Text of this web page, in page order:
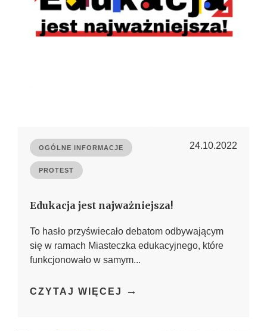
OGÓLNE INFORMACJE
PROTEST
24.10.2022
Edukacja jest najważniejsza!
To hasło przyświecało debatom odbywającym
się w ramach Miasteczka edukacyjnego, które
funkcjonowało w samym...
CZYTAJ WIĘCEJ →